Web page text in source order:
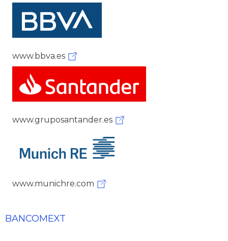
www.bbva.es
www.gruposantander.es
www.munichre.com
BANCOMEXT